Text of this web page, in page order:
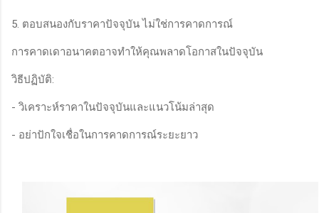
5. ตอบสนองกับราคาปัจจุบัน ไม่ใช่การคาดการณ์
การคาดเดาอนาคตอาจทำให้คุณพลาดโอกาสในปัจจุบัน
วิธีปฏิบัติ:
- วิเคราะห์ราคาในปัจจุบันและแนวโน้มล่าสุด
- อย่าปักใจเชื่อในการคาดการณ์ระยะยาว